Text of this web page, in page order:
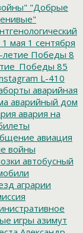
"Добрые
1 мая 1 сентября
летие Победы 8
85
L-410
аварийная
аварийный дом
авария на
авиация
войны
автобусный
аграрии
игры азимут